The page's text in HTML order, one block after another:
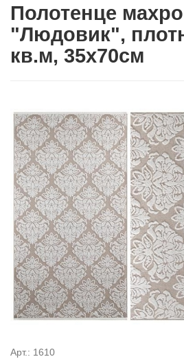
Полотенце
"Людовик",
кв.м, 35х70см
Арт.: 1610